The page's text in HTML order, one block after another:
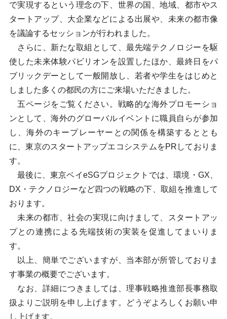
で実現するという理念の下、世界の国、地域、都市やス
タートアップ、大企業などによる出展や、未来の都市像
を議論するセッションが行われました。
さらに、新たな取組として、最先端テクノロジーを駆
使した未来体験パビリオンを設置したほか、最終日をパ
ブリックデーとして一般開放し、若者や学生をはじめと
しました多くの都民の方にご来場いただきました。
五ページをご覧ください。戦略的な海外プロモーショ
ンとして、海外のグローバルイベントに職員自らが参加
し、海外のキープレーヤーとの関係を構築するととも
に、東京のスタートアップエコシステムをPRしておりま
す。
最後に、東京ベイeSGプロジェクトでは、環境・GX、
DX・テクノロジーなど四つの戦略の下、取組を推進して
おります。
未来の都市、社会の実現に向けまして、スタートアッ
プとの連携による先端技術の実装を促進してまいりま
す。
以上、簡単でございますが、当本部が所管しておりま
す事業の概要でございます。
なお、詳細につきましては、理事戦略推進部長事務取
扱よりご説明を申し上げます。どうぞよろしくお願い申
し上げます。